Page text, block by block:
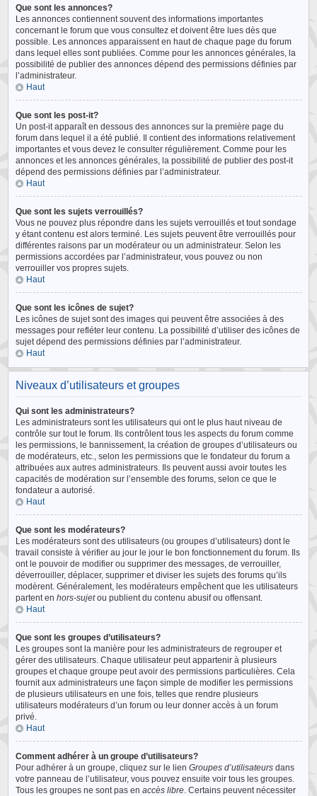
Que sont les annonces?
Les annonces contiennent souvent des informations importantes
concernant le forum que vous consultez et doivent être lues dès que
possible. Les annonces apparaissent en haut de chaque page du forum
dans lequel elles sont publiées. Comme pour les annonces générales, la
possibilité de publier des annonces dépend des permissions définies par
l’administrateur.
Haut
Que sont les post-it?
Un post-it apparaît en dessous des annonces sur la première page du
forum dans lequel il a été publié. Il contient des informations relativement
importantes et vous devez le consulter régulièrement. Comme pour les
annonces et les annonces générales, la possibilité de publier des post-it
dépend des permissions définies par l’administrateur.
Haut
Que sont les sujets verrouillés?
Vous ne pouvez plus répondre dans les sujets verrouillés et tout sondage
y étant contenu est alors terminé. Les sujets peuvent être verrouillés pour
différentes raisons par un modérateur ou un administrateur. Selon les
permissions accordées par l’administrateur, vous pouvez ou non
verrouiller vos propres sujets.
Haut
Que sont les icônes de sujet?
Les icônes de sujet sont des images qui peuvent être associées à des
messages pour refléter leur contenu. La possibilité d’utiliser des icônes de
sujet dépend des permissions définies par l’administrateur.
Haut
Niveaux d’utilisateurs et groupes
Qui sont les administrateurs?
Les administrateurs sont les utilisateurs qui ont le plus haut niveau de
contrôle sur tout le forum. Ils contrôlent tous les aspects du forum comme
les permissions, le bannissement, la création de groupes d’utilisateurs ou
de modérateurs, etc., selon les permissions que le fondateur du forum a
attribuées aux autres administrateurs. Ils peuvent aussi avoir toutes les
capacités de modération sur l’ensemble des forums, selon ce que le
fondateur a autorisé.
Haut
Que sont les modérateurs?
Les modérateurs sont des utilisateurs (ou groupes d’utilisateurs) dont le
travail consiste à vérifier au jour le jour le bon fonctionnement du forum. Ils
ont le pouvoir de modifier ou supprimer des messages, de verrouiller,
déverrouiller, déplacer, supprimer et diviser les sujets des forums qu’ils
modèrent. Généralement, les modérateurs empêchent que les utilisateurs
partent enhors-sujetou publient du contenu abusif ou offensant.
Haut
Que sont les groupes d’utilisateurs?
Les groupes sont la manière pour les administrateurs de regrouper et
gérer des utilisateurs. Chaque utilisateur peut appartenir à plusieurs
groupes et chaque groupe peut avoir des permissions particulières. Cela
fournit aux administrateurs une façon simple de modifier les permissions
de plusieurs utilisateurs en une fois, telles que rendre plusieurs
utilisateurs modérateurs d’un forum ou leur donner accès à un forum
privé.
Haut
Comment adhérer à un groupe d’utilisateurs?
Pour adhérer à un groupe, cliquez sur le lienGroupes d’utilisateurs dans
votre panneau de l’utilisateur, vous pouvez ensuite voir tous les groupes.
Tous les groupes ne sont pas enaccès libre. Certains peuvent nécessiter